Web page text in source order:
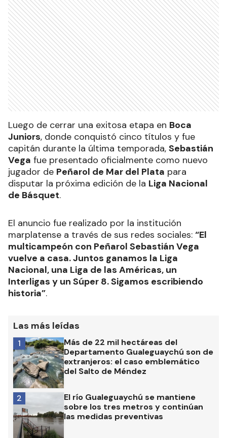
Luego de cerrar una exitosa etapa en Boca
Juniors, donde conquistó cinco títulos y fue
capitán durante la última temporada, Sebastián
Vega fue presentado oficialmente como nuevo
jugador de Peñarol de Mar del Plata para
disputar la próxima edición de la Liga Nacional
de Básquet.
El anuncio fue realizado por la institución
marplatense a través de sus redes sociales: “El
multicampeón con Peñarol Sebastián Vega
vuelve a casa. Juntos ganamos la Liga
Nacional, una Liga de las Américas, un
Interligas y un Súper 8. Sigamos escribiendo
historia”.
Las más leídas
Más de 22 mil hectáreas del
Departamento Gualeguaychú son de
extranjeros: el caso emblemático
del Salto de Méndez
1
El río Gualeguaychú se mantiene
sobre los tres metros y continúan
las medidas preventivas
2